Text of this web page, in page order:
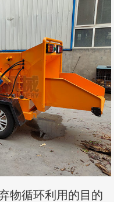
物循环利用的目的